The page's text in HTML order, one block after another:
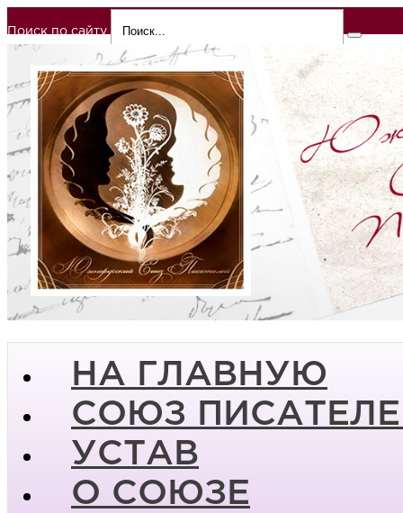
Поиск по сайту
НА ГЛАВНУЮ
СОЮЗ
УСТАВ
О СОЮЗЕ